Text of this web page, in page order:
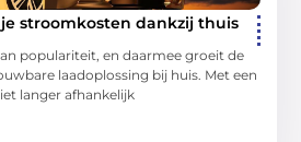
stroomkosten dankzij thuis
populariteit, en daarmee groeit de
laadoplossing bij huis. Met een
langer afhankelijk